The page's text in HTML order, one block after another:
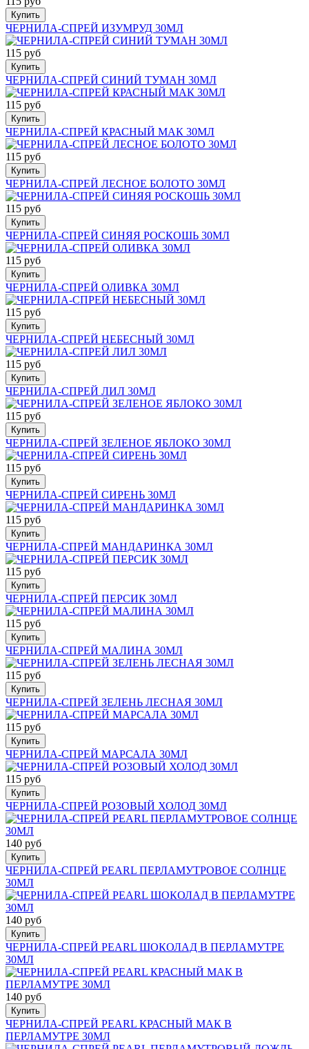
Купить
ЧЕРНИЛА-СПРЕЙ ИЗУМРУД 30МЛ
115 руб
Купить
ЧЕРНИЛА-СПРЕЙ СИНИЙ ТУМАН 30МЛ
115 руб
Купить
ЧЕРНИЛА-СПРЕЙ КРАСНЫЙ МАК 30МЛ
115 руб
Купить
ЧЕРНИЛА-СПРЕЙ ЛЕСНОЕ БОЛОТО 30МЛ
115 руб
Купить
ЧЕРНИЛА-СПРЕЙ СИНЯЯ РОСКОШЬ 30МЛ
115 руб
Купить
ЧЕРНИЛА-СПРЕЙ ОЛИВКА 30МЛ
115 руб
Купить
ЧЕРНИЛА-СПРЕЙ НЕБЕСНЫЙ 30МЛ
115 руб
Купить
ЧЕРНИЛА-СПРЕЙ ЛИЛ 30МЛ
115 руб
Купить
ЧЕРНИЛА-СПРЕЙ ЗЕЛЕНОЕ ЯБЛОКО 30МЛ
115 руб
Купить
ЧЕРНИЛА-СПРЕЙ СИРЕНЬ 30МЛ
115 руб
Купить
ЧЕРНИЛА-СПРЕЙ МАНДАРИНКА 30МЛ
115 руб
Купить
ЧЕРНИЛА-СПРЕЙ ПЕРСИК 30МЛ
115 руб
Купить
ЧЕРНИЛА-СПРЕЙ МАЛИНА 30МЛ
115 руб
Купить
ЧЕРНИЛА-СПРЕЙ ЗЕЛЕНЬ ЛЕСНАЯ 30МЛ
115 руб
Купить
ЧЕРНИЛА-СПРЕЙ МАРСАЛА 30МЛ
115 руб
Купить
ЧЕРНИЛА-СПРЕЙ РОЗОВЫЙ ХОЛОД 30МЛ
140 руб
Купить
ЧЕРНИЛА-СПРЕЙ PEARL ПЕРЛАМУТРОВОЕ СОЛНЦЕ
30МЛ
140 руб
Купить
ЧЕРНИЛА-СПРЕЙ PEARL ШОКОЛАД В ПЕРЛАМУТРЕ
30МЛ
140 руб
Купить
ЧЕРНИЛА-СПРЕЙ PEARL КРАСНЫЙ МАК В
ПЕРЛАМУТРЕ 30МЛ